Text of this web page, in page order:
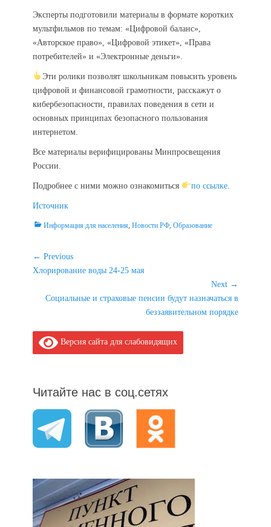
Эксперты подготовили материалы в формате коротких
мультфильмов по темам: «Цифровой баланс»,
«Авторское право», «Цифровой этикет», «Права
потребителей» и «Электронные деньги».
Эти ролики позволят школьникам повысить уровень
цифровой и финансовой грамотности, расскажут о
кибербезопасности, правилах поведения в сети и
основных принципах безопасного пользования
интернетом.
Все материалы верифицированы Минпросвещения
России.
Подробнее с ними можно ознакомиться по ссылке.
Источник
Categories
Информация для населения, Новости РФ, Образование
Навигация
по
← Previous
Previous
Хлорирование воды 24-25 мая
Next →
NextСоциальные и страховые пенсии будут назначаться в
беззаявительном порядке
Версия сайта для слабовидящих
Читайте нас в соц.сетях